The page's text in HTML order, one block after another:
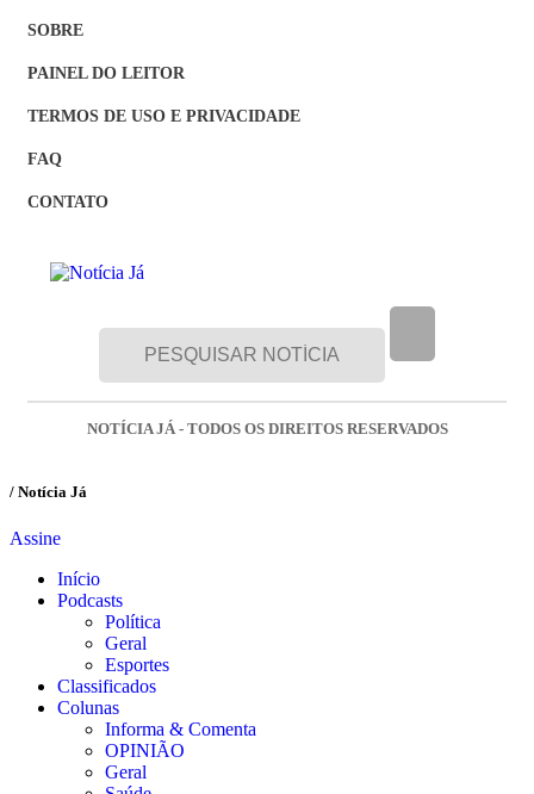
SOBRE
PAINEL DO LEITOR
TERMOS DE USO E PRIVACIDADE
FAQ
CONTATO
NOTÍCIA JÁ - TODOS OS DIREITOS RESERVADOS
/ Notícia Já
Assine
Início
Podcasts
Política
Geral
Esportes
Classificados
Colunas
Informa & Comenta
OPINIÃO
Geral